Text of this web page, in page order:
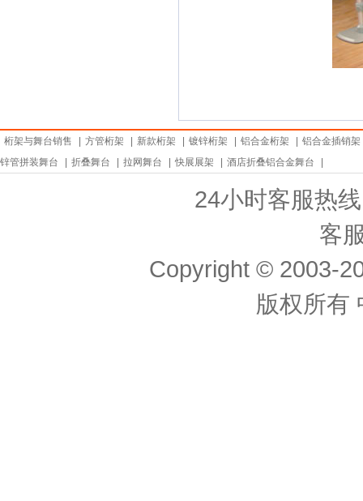
桁架与舞台销售 | 方管桁架 | 新款桁架 | 镀锌桁架 | 铝合金桁架 | 铝合金插销架
锌管拼装舞台
| 折叠舞台 | 拉网舞台 | 快展展架 | 酒店折叠铝合金舞台 |
24小时客服热
客
Copyright © 2003-
版权所有